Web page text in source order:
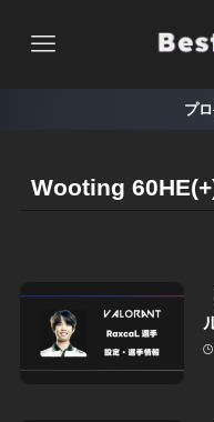
プ
Wooting